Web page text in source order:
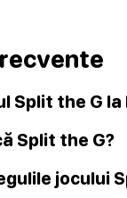
Split the G la
Split the G?
jocului